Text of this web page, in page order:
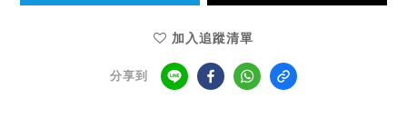
加入追蹤清單
分享到